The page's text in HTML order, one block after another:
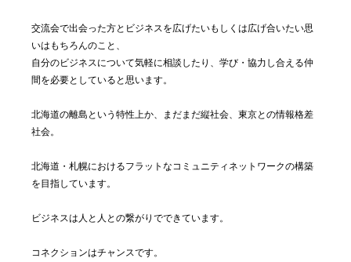
交流会で出会った方とビジネスを広げたいもしくは広げ合いたい思
いはもちろんのこと、
自分のビジネスについて気軽に相談したり、学び・協力し合える仲
間を必要としていると思います。
北海道の離島という特性上か、まだまだ縦社会、東京との情報格差
社会。
北海道・札幌におけるフラットなコミュニティネットワークの構築
を目指しています。
ビジネスは人と人との繋がりでできています。
コネクションはチャンスです。